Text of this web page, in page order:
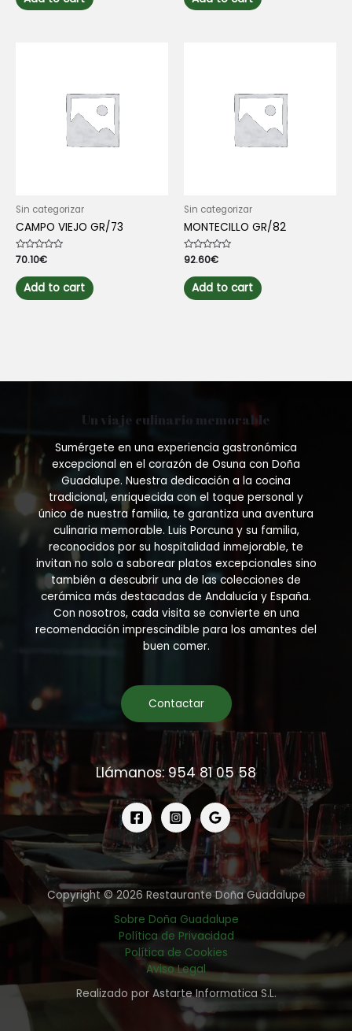
5
5
Sin categorizar
CAMPO VIEJO GR/73
Rated
0
out
of
5
70.10€
Add to cart
Sin categorizar
MONTECILLO GR/82
Rated
0
out
of
5
92.60€
Add to cart
Un viaje culinario memorable
Sumérgete en una experiencia gastronómica
excepcional en el corazón de Osuna con Doña
Guadalupe. Nuestra dedicación a la cocina
tradicional, enriquecida con el toque personal y
único de nuestra familia, te garantiza una aventura
culinaria memorable. Luis Porcuna y su familia,
reconocidos por su hospitalidad inmejorable, te
invitan no solo a saborear platos excepcionales sino
también a descubrir una de las colecciones de
cerámica más destacadas de Andalucía y España.
Con nosotros, cada visita se convierte en una
recomendación imprescindible para los amantes del
buen comer.
Contactar
Llámanos: 954 81 05 58
Copyright © 2026 Restaurante Doña Guadalupe
Sobre Doña Guadalupe
Política de Privacidad
Política de Cookies
Aviso Legal
Realizado por Astarte Informatica S.L.